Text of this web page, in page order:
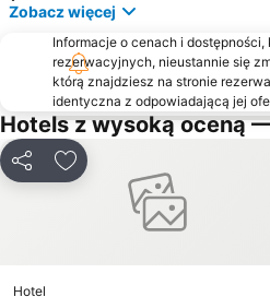
Zobacz więcej
Informacje o cenach i
rezerwacyjnych, nieustannie się
którą znajdziesz na stronie
identyczna z odpowiadającą jej
Hotels z wysoką oceną
UdostępnijDodaj do ulubionych
Hotel